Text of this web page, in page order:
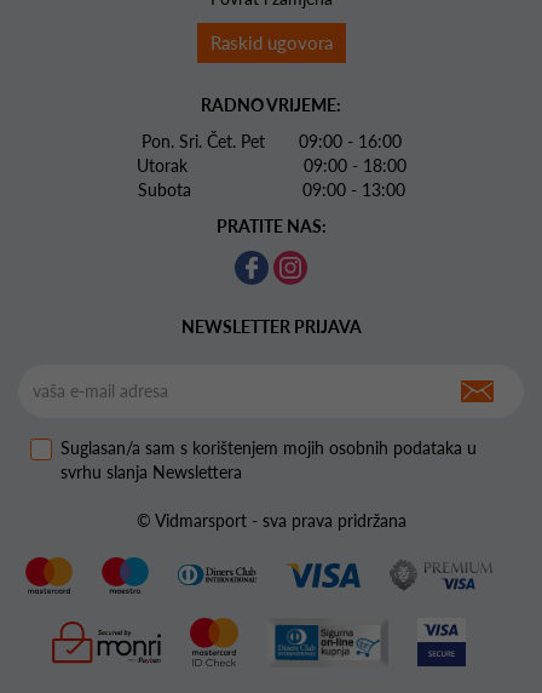
Raskid ugovora
RADNO VRIJEME:
Pon. Sri. Čet. Pet 09:00 - 16:00
Utorak 09:00 - 18:00
Subota 09:00 - 13:00
PRATITE NAS:
NEWSLETTER PRIJAVA
Suglasan/a sam s korištenjem mojih osobnih podataka u
svrhu slanja Newslettera
© Vidmarsport - sva prava pridržana